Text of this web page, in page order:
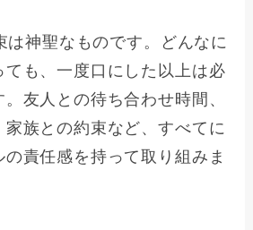
は神聖なものです。どんなに
も、一度口にした以上は必
友人との待ち合わせ時間、
族との約束など、すべてに
責任感を持って取り組みま